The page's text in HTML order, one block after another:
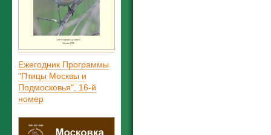
Ежегодник Программы
"Птицы Москвы и
Подмосковья", 16-й
номер